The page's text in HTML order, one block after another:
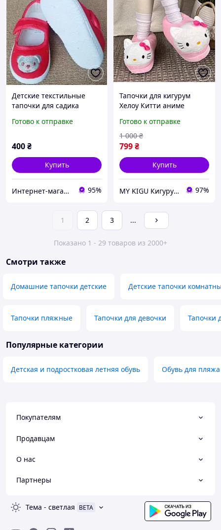
Детские текстильные
тапочки для садика
Готово к отправке
400₴
Купить
Интернет-магазин "Сміхонька" 95%
Тапочки для кигурум
Хелоу Китти аниме
тапочки Hello Kitty тапки
игрушки домашние для
девочек и подростков
Готово к отправке
799₴
1 000 ₴
Купить
MY KIGU Кигуруми для всей семьи! 97%
1 2 3 ...
Показано 1 - 29 товаров из 2000+
Смотри также
Домашние тапочки детские Детские тапочки
Тапочки пляжные Тапочки для девочки Тапочки
Популярные категории
Детская и подростковая летняя обувь Обувь для
Покупателям
Продавцам
О нас
Партнеры
Тема - светлая BETA